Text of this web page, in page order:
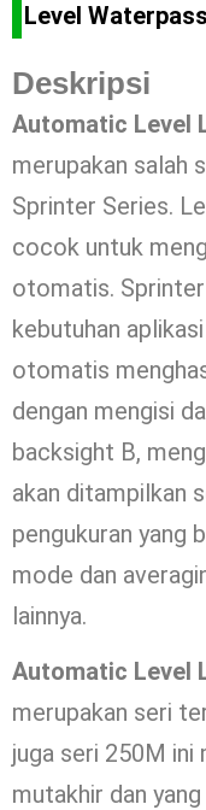
Level
Deskripsi
Automatic Level
merupakan salah
Sprinter Series.
cocok untuk
otomatis.
kebutuhan
otomatis
dengan mengisi
backsight B,
akan ditampilkan
pengukuran yang
mode dan
lainnya.
Automatic Level
merupakan seri
juga seri 250M ini
mutakhir dan